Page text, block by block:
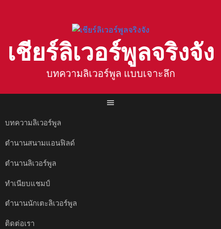
เชียร์ลิเวอร์พูลจริงจัง
บทความลิเวอร์พูล แบบเจาะลึก
บทความลิเวอร์พูล
ตำนานสนามแอนฟิลด์
ตำนานลิเวอร์พูล
ทำเนียบแชมป์
ตำนานนักเตะลิเวอร์พูล
ติดต่อเรา